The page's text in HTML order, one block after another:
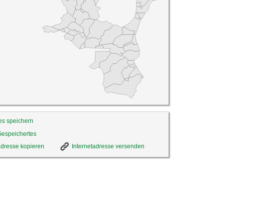
speichern
kopieren
Internetadresse versenden